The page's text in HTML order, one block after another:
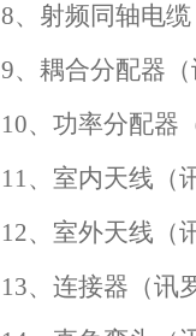
8、射频同轴电
9、耦合分配器
10、功率分配器
11、室内天线（
12、室外天线（
13、连接器（讯